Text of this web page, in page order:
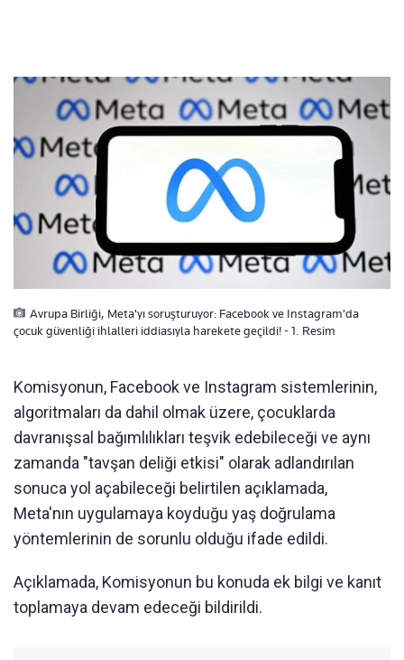
Avrupa Birliği, Meta'yı soruşturuyor: Facebook ve Instagram'da
çocuk güvenliği ihlalleri iddiasıyla harekete geçildi! - 1. Resim
Komisyonun, Facebook ve Instagram sistemlerinin,
algoritmaları da dahil olmak üzere, çocuklarda
davranışsal bağımlılıkları teşvik edebileceği ve aynı
zamanda "tavşan deliği etkisi" olarak adlandırılan
sonuca yol açabileceği belirtilen açıklamada,
Meta'nın uygulamaya koyduğu yaş doğrulama
yöntemlerinin de sorunlu olduğu ifade edildi.
Açıklamada, Komisyonun bu konuda ek bilgi ve kanıt
toplamaya devam edeceği bildirildi.